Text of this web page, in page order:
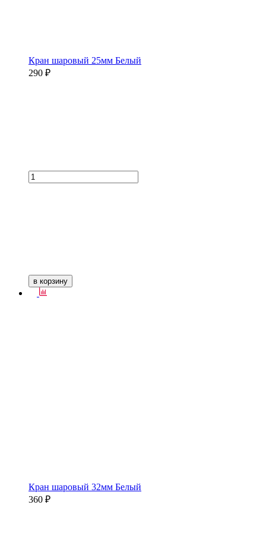
Кран шаровый 25мм Белый
290 ₽
в корзину
Кран шаровый 32мм Белый
360 ₽